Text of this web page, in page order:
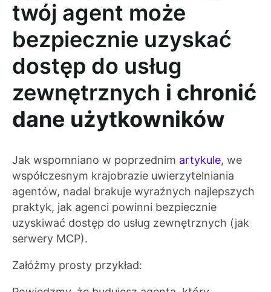
twój agent może
bezpiecznie uzyskać
dostęp do usług
zewnętrznych i chronić
dane użytkowników
Jak wspomniano w poprzednim artykule, we
współczesnym krajobrazie uwierzytelniania
agentów, nadal brakuje wyraźnych najlepszych
praktyk, jak agenci powinni bezpiecznie
uzyskiwać dostęp do usług zewnętrznych (jak
serwery MCP).
Załóżmy prosty przykład: